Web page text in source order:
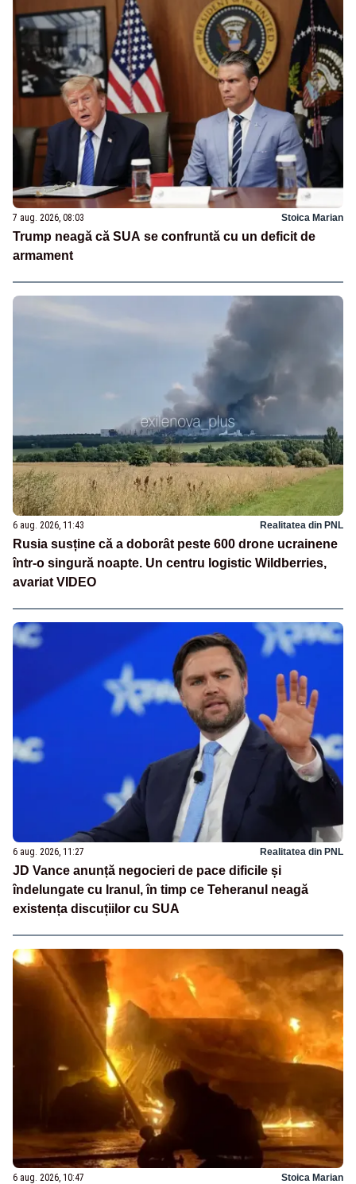
7 aug. 2026, 08:03 Stoica Marian
Trump neagă că SUA se confruntă cu un deficit de
armament
6 aug. 2026, 11:43 Realitatea din PNL
Rusia susține că a doborât peste 600 drone ucrainene
într-o singură noapte. Un centru logistic Wildberries,
avariat VIDEO
6 aug. 2026, 11:27 Realitatea din PNL
JD Vance anunță negocieri de pace dificile și
îndelungate cu Iranul, în timp ce Teheranul neagă
existența discuțiilor cu SUA
6 aug. 2026, 10:47 Stoica Marian